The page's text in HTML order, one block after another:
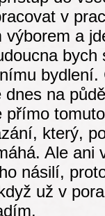
v
a
bych
na
který,
Ale ani
násilí,
už v